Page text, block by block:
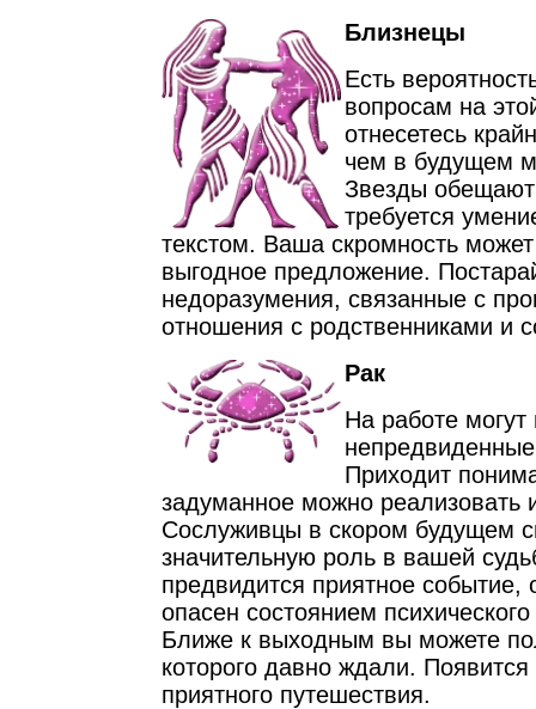
Близнецы
Есть
вопросам на
отнесетесь
чем в будущем
Звезды обещают
требуется
текстом. Ваша скромность
выгодное предложение.
недоразумения, связанные с
отношения с родственниками и
Рак
На работе могут
Приходит
задуманное можно реализовать
Сослуживцы в скором будущем
значительную роль в вашей
предвидится приятное событие,
опасен состоянием
Ближе к выходным вы можете
которого давно ждали.
приятного путешествия.